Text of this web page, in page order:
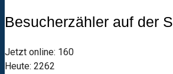
Besucherzähler auf der
Jetzt online: 160
Heute: 2262